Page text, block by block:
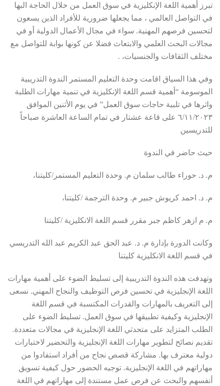
تبرز أهمية اللغة الإنكليزية في سوق العمل من خلال الحاجة البها
في التواصل العالمي ، مما يجعلها ضرورية للأفراد الذين يسعون
لتحسين فرصهم المهنية. سواء في مجال الأعمال الدولية أو في
مجالات البحث العلمي والابتعاث فضلا عن كونها بوابة للتواصل مع
مختلف الثقافات والجنسيات، .
وفي هذا السياق اقامت وحدة التعليم المستمر الندوة التدريبية
الموسومة “أهمية قسم اللغة الإنكليزية في تنمية مهارات الطلبة
واثرها في تلبية حاجات سوق العمل” في يوم الأثنين الموافق
٦/١١/٢٠٢٣ على قاعة عشتار في تمام الساعة العاشرة صباحاً
للتدريسين
حيث حاضر في الندوة
م. د. حوراء طالب سلمان م. وحدة التعليم المستمر/كليتنا،
م. د. احمد كريوش جبير م. وحدة الترجمة /كليتنا،
م. م ازهر كاظم جبر مقرر قسم اللغة الانكليزية /كليتنا
وكانت الدورة بإدارة م. د. عبد الحق عبد الكريم عبد الله التدريسي
في قسم اللغة الانكليزية كليتنا
وتهدفت هذه الندوة التدريبية إلى تسليط الضوء على أهمية مهارات
اللغة الإنجليزية في تحسين فرص التوظيف والنجاح المهني. نسعى
إلى التعريف بالمهارات والقدرات المكتسبة في قسم اللغة
الإنجليزية وكيفية تطبيقها في سوق العمل. تسليط الضوء على
الطلب المتزايد على متحدثي اللغة الإنجليزية في مجالات متعددة.
تقديم نصائح لتطوير مهارات اللغة الإنجليزية والتحضير لاختبارات
دولية معترف بها. مشاركة قصص نجاح من أفراد استفادوا من
مهاراتهم في اللغة الإنجليزية. توجيه الحضور حول كيفية تسويق
أنفسهم والبحث عن فرص عمل مستندة إلى مهاراتهم في اللغة